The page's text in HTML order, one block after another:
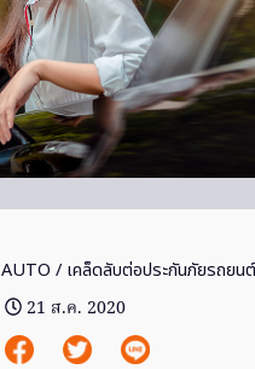
AUTO / เคล็ดลับต่อประกันภัยรถยน
21 ส.ค. 2020